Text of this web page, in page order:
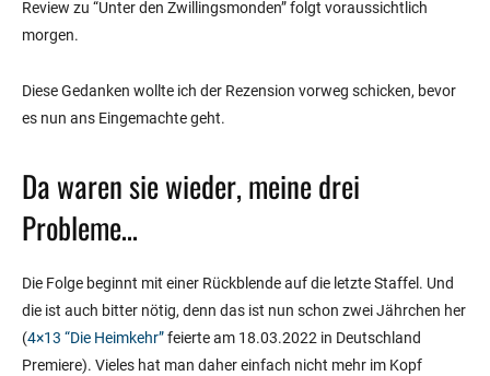
Review zu “Unter den Zwillingsmonden” folgt voraussichtlich
morgen.
Diese Gedanken wollte ich der Rezension vorweg schicken, bevor
es nun ans Eingemachte geht.
Da waren sie wieder, meine drei
Probleme…
Die Folge beginnt mit einer Rückblende auf die letzte Staffel. Und
die ist auch bitter nötig, denn das ist nun schon zwei Jährchen her
(4×13 “Die Heimkehr”feierte am 18.03.2022 in Deutschland
Premiere). Vieles hat man daher einfach nicht mehr im Kopf